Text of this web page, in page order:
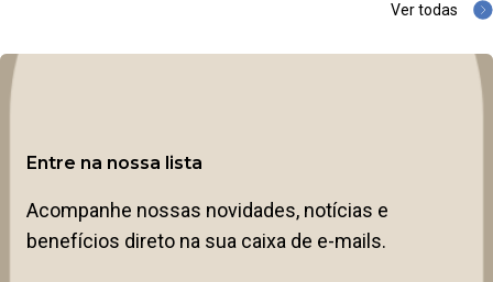
Ver todas
Entre na nossa lista
Acompanhe nossas novidades, notícias e
benefícios direto na sua caixa de e-mails.